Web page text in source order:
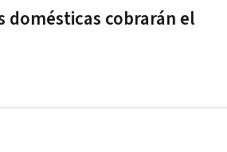
domésticas cobrarán el